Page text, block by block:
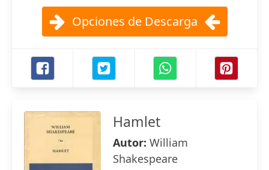
Opciones de Descarga
Hamlet
Autor: William
Shakespeare